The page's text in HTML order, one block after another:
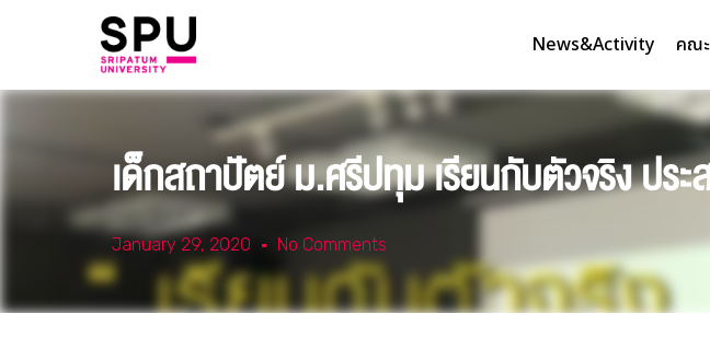
News&Activity คณ
เด็กสถาปัตย์ ม.ศรีปทุม เรียนกับตัวจริง ปร
January 29, 2020 No Comments